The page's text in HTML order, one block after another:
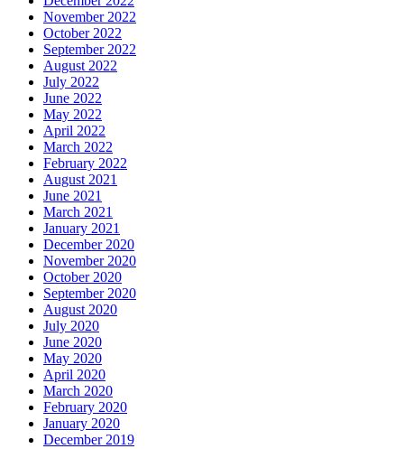
November 2022
October 2022
September 2022
August 2022
July 2022
June 2022
May 2022
April 2022
March 2022
February 2022
August 2021
June 2021
March 2021
January 2021
December 2020
November 2020
October 2020
September 2020
August 2020
July 2020
June 2020
May 2020
April 2020
March 2020
February 2020
January 2020
December 2019